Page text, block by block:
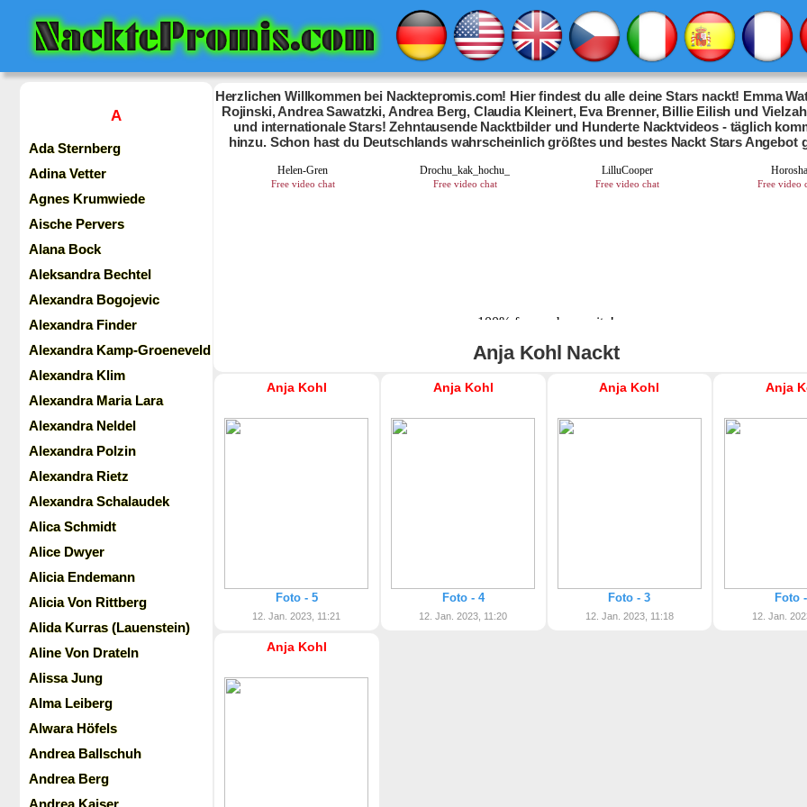
A
Ada Sternberg
Adina Vetter
Agnes Krumwiede
Aische Pervers
Alana Bock
Aleksandra Bechtel
Alexandra Bogojevic
Alexandra Finder
Alexandra Kamp-Groeneveld
Alexandra Klim
Alexandra Maria Lara
Alexandra Neldel
Alexandra Polzin
Alexandra Rietz
Alexandra Schalaudek
Alica Schmidt
Alice Dwyer
Alicia Endemann
Alicia Von Rittberg
Alida Kurras (Lauenstein)
Aline Von Drateln
Alissa Jung
Alma Leiberg
Alwara Höfels
Andrea Ballschuh
Andrea Berg
Andrea Kaiser
Herzlichen Willkommen bei Nacktepromis.com! Hier findest du alle deine Stars nackt! Emma
Rojinski, Andrea Sawatzki, Andrea Berg, Claudia Kleinert, Eva Brenner, Billie Eilish und
und internationale Stars! Zehntausende Nacktbilder und Hunderte Nacktvideos - täglich
hinzu. Schon hast du Deutschlands wahrscheinlich größtes und bestes Nackt Stars Angebot
Anja Kohl Nackt
Anja Kohl
Foto - 5
12. Jan. 2023, 11:21
Anja Kohl
Foto - 4
12. Jan. 2023, 11:20
Anja Kohl
Foto - 3
12. Jan. 2023, 11:18
Anja
Foto
12. Jan.
Anja Kohl